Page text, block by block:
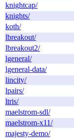
knightcap/
knights/
koth/
lbreakout/
lbreakout2/
lgeneral/
lgeneral-data/
lincity/
lpairs/
ltris/
maelstrom-sdl/
maelstrom-x11/
majesty-demo/